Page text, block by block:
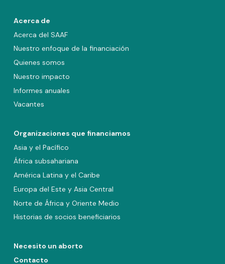
Acerca de
Acerca del SAAF
Nuestro enfoque de la financiación
Quienes somos
Nuestro impacto
Informes anuales
Vacantes
Organizaciones que financiamos
Asia y el Pacífico
África subsahariana
América Latina y el Caribe
Europa del Este y Asia Central
Norte de África y Oriente Medio
Historias de socios beneficiarios
Necesito un aborto
Contacto